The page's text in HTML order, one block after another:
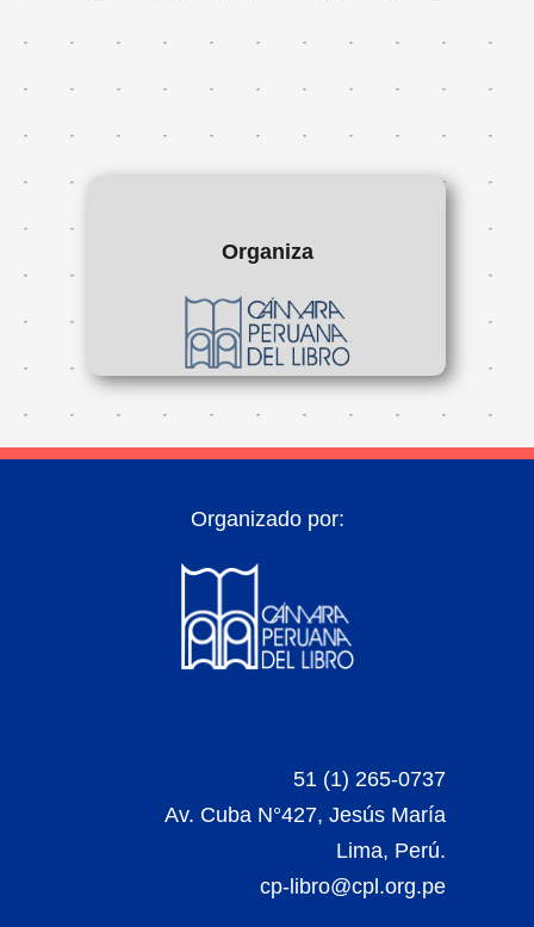
Organiza
Organizado por:
51 (1) 265-0737
Av. Cuba N°427, Jesús María
Lima, Perú.
cp-libro@cpl.org.pe